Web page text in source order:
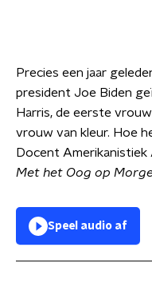
Precies een jaar
president Joe Biden
Harris, de eerste
vrouw van kleur. Hoe
Docent Amerikanistiek
Met het Oog op
Speel audio af